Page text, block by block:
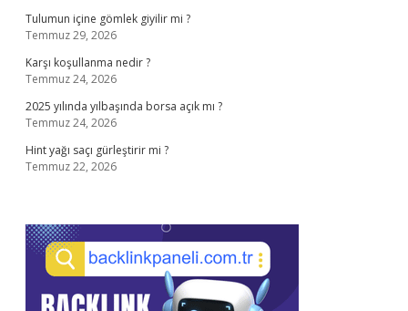
Tulumun içine gömlek giyilir mi ?
Temmuz 29, 2026
Karşı koşullanma nedir ?
Temmuz 24, 2026
2025 yılında yılbaşında borsa açık mı ?
Temmuz 24, 2026
Hint yağı saçı gürleştirir mi ?
Temmuz 22, 2026